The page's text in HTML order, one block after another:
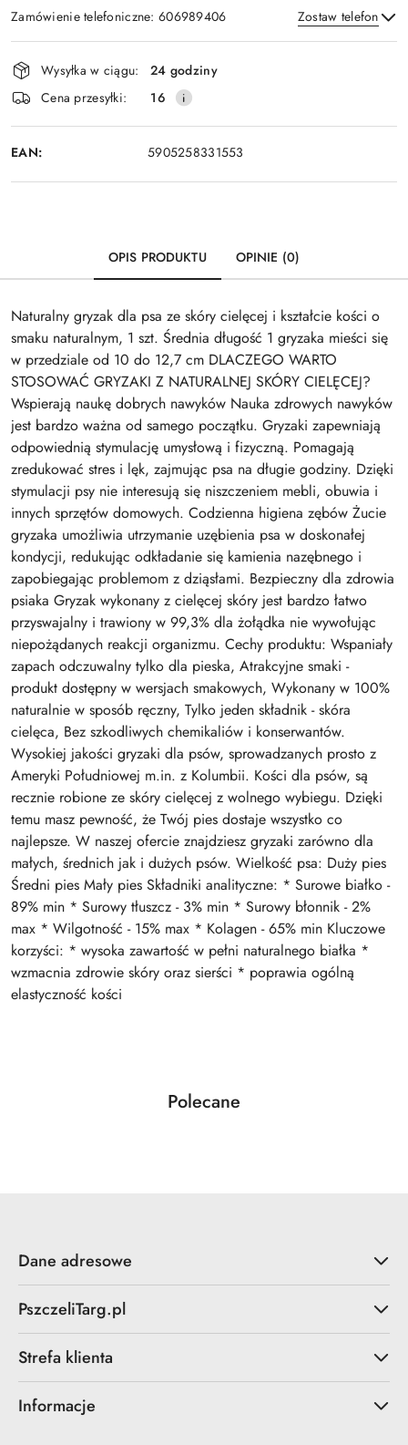
Zamówienie telefoniczne: 606989406 Zostaw telefon
Wyślij
Dostępność
i
dostawa
Wysyłka w ciągu:
24 godziny
Cena przesyłki:
16
EAN: 5905258331553
OPIS PRODUKTU OPINIE (0)
Naturalny gryzak dla psa ze skóry cielęcej i kształcie kości o
smaku naturalnym, 1 szt. Średnia długość 1 gryzaka mieści się
w przedziale od 10 do 12,7 cm DLACZEGO WARTO
STOSOWAĆ GRYZAKI Z NATURALNEJ SKÓRY CIELĘCEJ?
Wspierają naukę dobrych nawyków Nauka zdrowych nawyków
jest bardzo ważna od samego początku. Gryzaki zapewniają
odpowiednią stymulację umysłową i fizyczną. Pomagają
zredukować stres i lęk, zajmując psa na długie godziny. Dzięki
stymulacji psy nie interesują się niszczeniem mebli, obuwia i
innych sprzętów domowych. Codzienna higiena zębów Żucie
gryzaka umożliwia utrzymanie uzębienia psa w doskonałej
kondycji, redukując odkładanie się kamienia nazębnego i
zapobiegając problemom z dziąsłami. Bezpieczny dla zdrowia
psiaka Gryzak wykonany z cielęcej skóry jest bardzo łatwo
przyswajalny i trawiony w 99,3% dla żołądka nie wywołując
niepożądanych reakcji organizmu. Cechy produktu: Wspaniały
zapach odczuwalny tylko dla pieska, Atrakcyjne smaki -
produkt dostępny w wersjach smakowych, Wykonany w 100%
naturalnie w sposób ręczny, Tylko jeden składnik - skóra
cielęca, Bez szkodliwych chemikaliów i konserwantów.
Wysokiej jakości gryzaki dla psów, sprowadzanych prosto z
Ameryki Południowej m.in. z Kolumbii. Kości dla psów, są
recznie robione ze skóry cielęcej z wolnego wybiegu. Dzięki
temu masz pewność, że Twój pies dostaje wszystko co
najlepsze. W naszej ofercie znajdziesz gryzaki zarówno dla
małych, średnich jak i dużych psów. Wielkość psa: Duży pies
Średni pies Mały pies Składniki analityczne: * Surowe białko -
89% min * Surowy tłuszcz - 3% min * Surowy błonnik - 2%
max * Wilgotność - 15% max * Kolagen - 65% min Kluczowe
korzyści: * wysoka zawartość w pełni naturalnego białka *
wzmacnia zdrowie skóry oraz sierści * poprawia ogólną
elastyczność kości
Pomiń karuzelę produktów
Produkty
Polecane
Dane adresowe
PszczeliTarg.pl
Strefa klienta
Informacje